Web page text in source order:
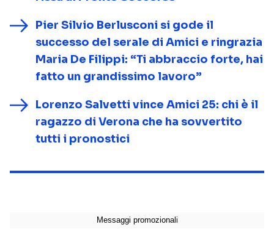
Pier Silvio Berlusconi si gode il
successo del serale di Amici e ringrazia
Maria De Filippi: “Ti abbraccio forte, hai
fatto un grandissimo lavoro”
Lorenzo Salvetti vince Amici 25: chi è il
ragazzo di Verona che ha sovvertito
tutti i pronostici